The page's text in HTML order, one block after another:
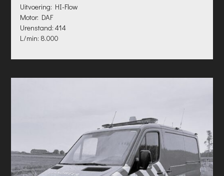
Uitvoering: HI-Flow
Motor: DAF
Urenstand: 414
L/min: 8.000